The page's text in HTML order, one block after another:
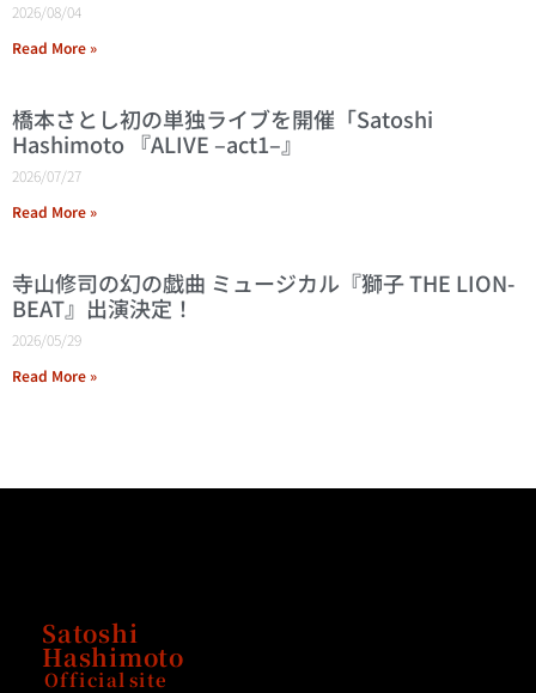
2026/08/04
Read More »
橋本さとし初の単独ライブを開催「Satoshi
Hashimoto 『ALIVE –act1–』
2026/07/27
Read More »
寺山修司の幻の戯曲 ミュージカル『獅子 THE LION-
BEAT』出演決定！
2026/05/29
Read More »
Satoshi
Hashimoto
Official site